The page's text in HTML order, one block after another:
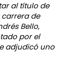
al título de
de
Bello,
por el
adjudicó uno